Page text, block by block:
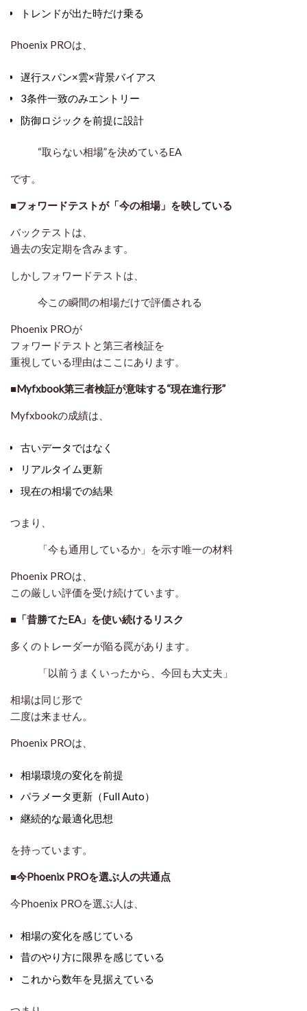
トレンドが出た時だけ乗る
Phoenix PROは、
遅行スパン×雲×背景バイアス
3条件一致のみエントリー
防御ロジックを前提に設計
“取らない相場”を決めているEA
です。
■フォワードテストが「今の相場」を映している
バックテストは、
過去の安定期を含みます。
しかしフォワードテストは、
今この瞬間の相場だけで評価される
Phoenix PROが
フォワードテストと第三者検証を
重視している理由はここにあります。
■Myfxbook第三者検証が意味する“現在進行形”
Myfxbookの成績は、
古いデータではなく
リアルタイム更新
現在の相場での結果
つまり、
「今も通用しているか」を示す唯一の材料
Phoenix PROは、
この厳しい評価を受け続けています。
■「昔勝てたEA」を使い続けるリスク
多くのトレーダーが陥る罠があります。
「以前うまくいったから、今回も大丈夫」
相場は同じ形で
二度は来ません。
Phoenix PROは、
相場環境の変化を前提
パラメータ更新（Full Auto）
継続的な最適化思想
を持っています。
■今Phoenix PROを選ぶ人の共通点
今Phoenix PROを選ぶ人は、
相場の変化を感じている
昔のやり方に限界を感じている
これから数年を見据えている